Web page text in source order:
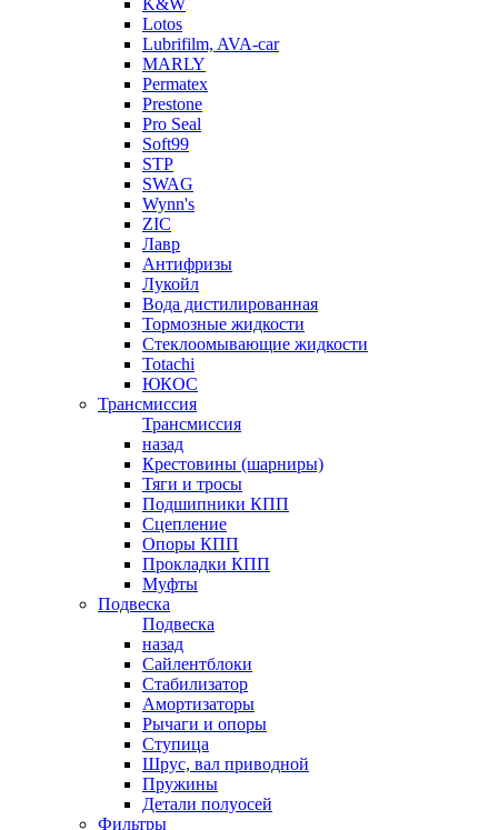
K&W
Lotos
Lubrifilm, AVA-car
MARLY
Permatex
Prestone
Pro Seal
Soft99
STP
SWAG
Wynn's
ZIC
Лавр
Антифризы
Лукойл
Вода дистилированная
Тормозные жидкости
Стеклоомывающие жидкости
Totachi
ЮКОС
Трансмиссия
Трансмиссия
назад
Крестовины (шарниры)
Тяги и тросы
Подшипники КПП
Сцепление
Опоры КПП
Прокладки КПП
Муфты
Подвеска
Подвеска
назад
Сайлентблоки
Стабилизатор
Амортизаторы
Рычаги и опоры
Ступица
Шрус, вал приводной
Пружины
Детали полуосей
Фильтры